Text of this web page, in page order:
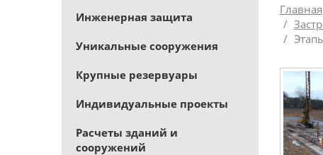
Инженерная защита
Уникальные сооружения
Крупные резервуары
Индивидуальные проекты
Расчеты зданий и
сооружений
Главная